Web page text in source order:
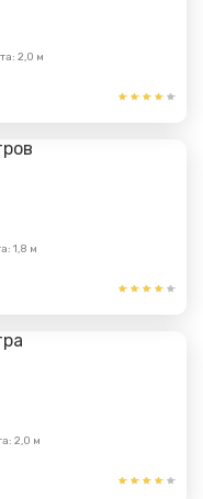
2,0 м
1,8 м
2,0 м